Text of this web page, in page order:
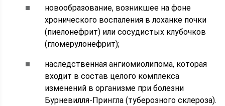
новообразование, возникшее на фоне
хронического воспаления в лоханке почки
(пиелонефрит) или сосудистых клубочков
(гломерулонефрит);
наследственная ангиомиолипома, которая
входит в состав целого комплекса
изменений в организме при болезни
Бурневилля-Прингла (туберозного склероза).